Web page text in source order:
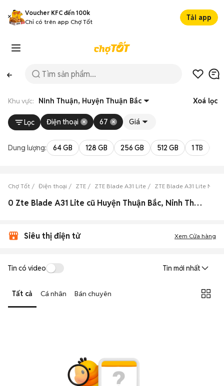
Voucher KFC đến 100k
Chỉ có trên app Chợ Tốt
Tải app
Khu vực: Ninh Thuận, Huyện Thuận Bắc Xoá lọc
Lọc Điện thoại 67 Giá
Dung lượng: 64 GB 128 GB 256 GB 512 GB 1 TB
Chợ Tốt Điện thoại ZTE ZTE Blade A31 Lite ZTE Blade A31 Lite Ninh
0 Zte Blade A31 Lite cũ Huyện Thuận Bắc, Ninh Thuận đẹp
Siêu thị điện tử Xem Cửa hàng
Tin có video Tin mới nhất
Tất cả Cá nhân Bán chuyên